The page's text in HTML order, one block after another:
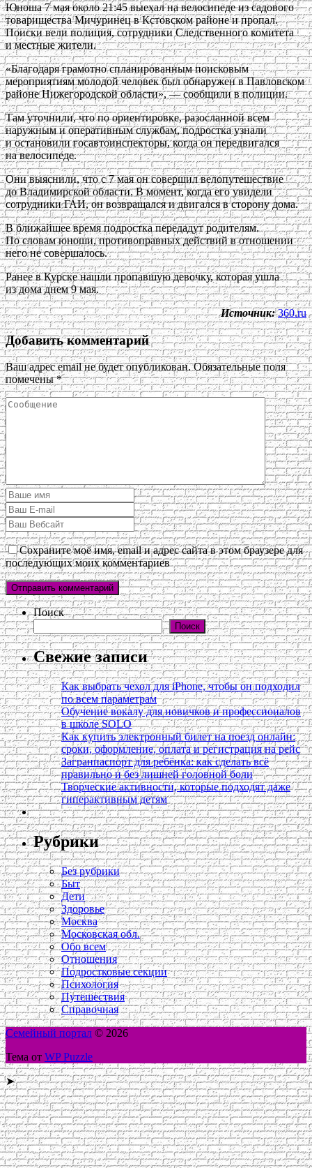
Юноша 7 мая около 21:45 выехал на велосипеде из садового
товарищества Мичуринец в Кстовском районе и пропал.
Поиски вели полиция, сотрудники Следственного комитета
и местные жители.
«Благодаря грамотно спланированным поисковым
мероприятиям молодой человек был обнаружен в Павловском
районе Нижегородской области», — сообщили в полиции.
Там уточнили, что по ориентировке, разосланной всем
наружным и оперативным службам, подростка узнали
и остановили госавтоинспекторы, когда он передвигался
на велосипеде.
Они выяснили, что с 7 мая он совершил велопутешествие
до Владимирской области. В момент, когда его увидели
сотрудники ГАИ, он возвращался и двигался в сторону дома.
В ближайшее время подростка передадут родителям.
По словам юноши, противоправных действий в отношении
него не совершалось.
Ранее в Курске нашли пропавшую девочку, которая ушла
из дома днем 9 мая.
Источник: 360.ru
Добавить комментарий
Ваш адрес email не будет опубликован. Обязательные поля
помечены*
Сохраните моё имя, email и адрес сайта в этом браузере для
последующих моих комментариев
Поиск
Поиск
Свежие записи
Как выбрать чехол для iPhone, чтобы он подходил
по всем параметрам
Обучение вокалу для новичков и профессионалов
в школе SOLO
Как купить электронный билет на поезд онлайн:
сроки, оформление, оплата и регистрация на рейс
Загранпаспорт для ребёнка: как сделать всё
правильно и без лишней головной боли
Творческие активности, которые подходят даже
гиперактивным детям
Рубрики
Без рубрики
Быт
Дети
Здоровье
Москва
Московская обл.
Обо всем
Отношения
Подростковые секции
Психология
Путешествия
Справочная
Семейный портал © 2026
Тема от WP Puzzle
➤